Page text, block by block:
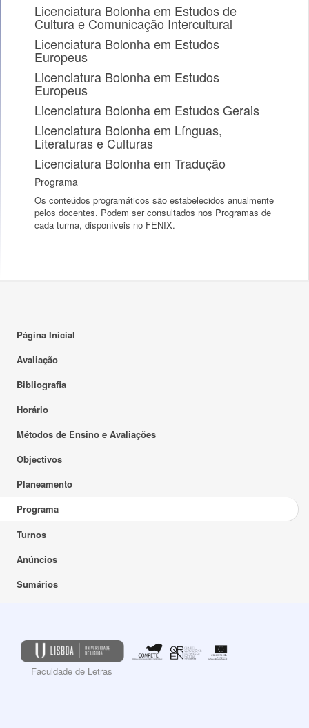
Licenciatura Bolonha em Estudos de
Cultura e Comunicação Intercultural
Licenciatura Bolonha em Estudos
Europeus
Licenciatura Bolonha em Estudos
Europeus
Licenciatura Bolonha em Estudos Gerais
Licenciatura Bolonha em Línguas,
Literaturas e Culturas
Licenciatura Bolonha em Tradução
Programa
Os conteúdos programáticos são estabelecidos anualmente
pelos docentes. Podem ser consultados nos Programas de
cada turma, disponíveis no FENIX.
Página Inicial
Avaliação
Bibliografia
Horário
Métodos de Ensino e Avaliações
Objectivos
Planeamento
Programa
Turnos
Anúncios
Sumários
Faculdade de Letras